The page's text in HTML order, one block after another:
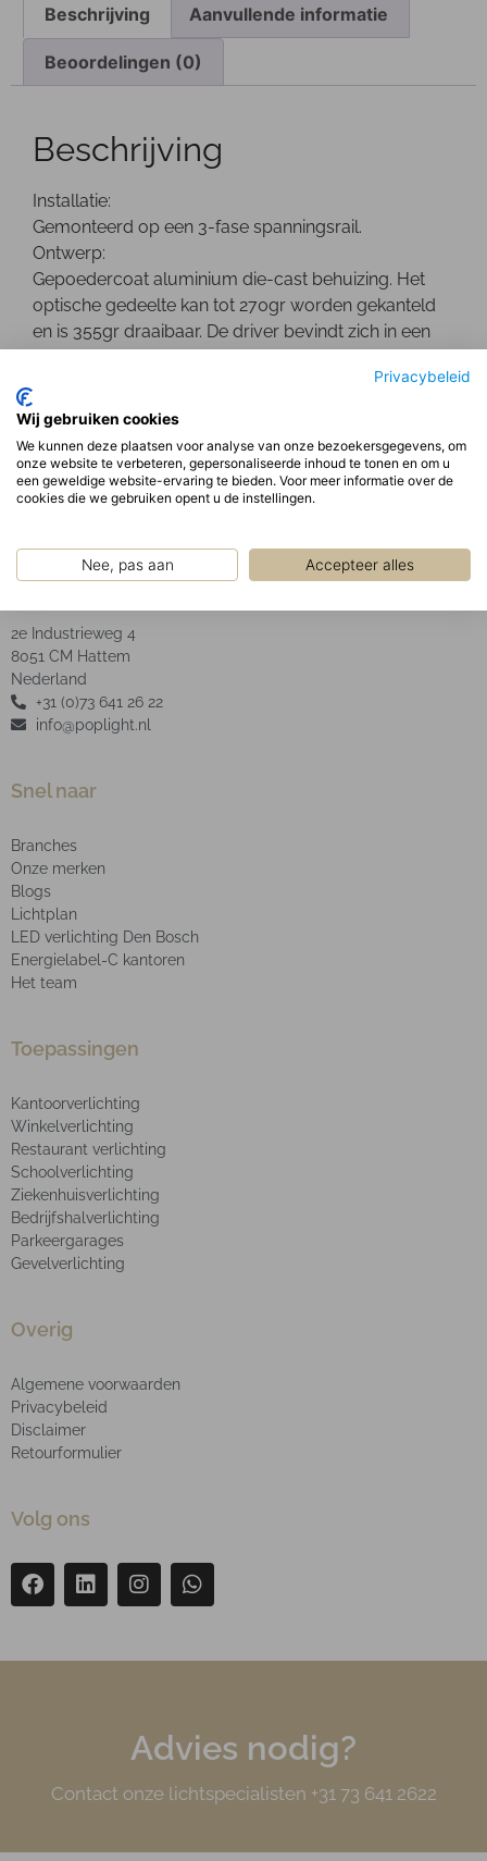
Privacybeleid
Wij gebruiken cookies
We kunnen deze plaatsen voor analyse van onze bezoekersgegevens, om
onze website te verbeteren, gepersonaliseerde inhoud te tonen en om u
een geweldige website-ervaring te bieden. Voor meer informatie over de
cookies die we gebruiken opent u de instellingen.
Nee, pas aan Accepteer alles
Beschrijving Aanvullende informatie
Beoordelingen (0)
Beschrijving
Installatie:
Gemonteerd op een 3-fase spanningsrail.
Ontwerp:
Gepoedercoat aluminium die-cast behuizing. Het
optische gedeelte kan tot 270gr worden gekanteld
en is 355gr draaibaar. De driver bevindt zich in een
Geanodiseerde aluminium facet reflector inclusief
POP Light B.V.
2e Industrieweg 4
8051 CM Hattem
Nederland
+31 (0)73 641 26 22
info@poplight.nl
Snel naar
Branches
Onze merken
Blogs
Lichtplan
LED verlichting Den Bosch
Energielabel-C kantoren
Het team
Toepassingen
Kantoorverlichting
Winkelverlichting
Restaurant verlichting
Schoolverlichting
Ziekenhuisverlichting
Bedrijfshalverlichting
Parkeergarages
Gevelverlichting
Overig
Algemene voorwaarden
Privacybeleid
Disclaimer
Retourformulier
Volg ons
Advies nodig?
Contact onze lichtspecialisten +31 73 641 2622